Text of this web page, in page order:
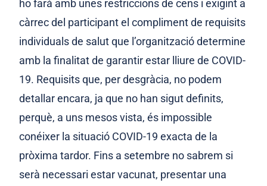
ho farà amb unes restriccions de cens i exigint a
càrrec del participant el compliment de requisits
individuals de salut que l’organització determine
amb la finalitat de garantir estar lliure de COVID-
19. Requisits que, per desgràcia, no podem
detallar encara, ja que no han sigut definits,
perquè, a uns mesos vista, és impossible
conéixer la situació COVID-19 exacta de la
pròxima tardor. Fins a setembre no sabrem si
serà necessari estar vacunat, presentar una